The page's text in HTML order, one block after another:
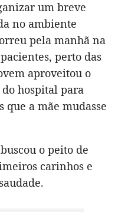
um breve
no ambiente
pela manhã na
perto das
aproveitou o
hospital para
a mãe mudasse
o peito de
carinhos e